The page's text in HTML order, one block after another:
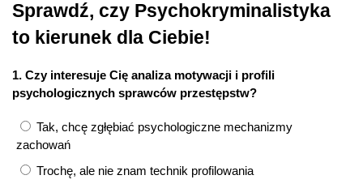
Sprawdź, czy Psychokryminalistyka
to kierunek dla Ciebie!
1. Czy interesuje Cię analiza motywacji i profili
psychologicznych sprawców przestępstw?
Tak, chcę zgłębiać psychologiczne mechanizmy
zachowań
Trochę, ale nie znam technik profilowania